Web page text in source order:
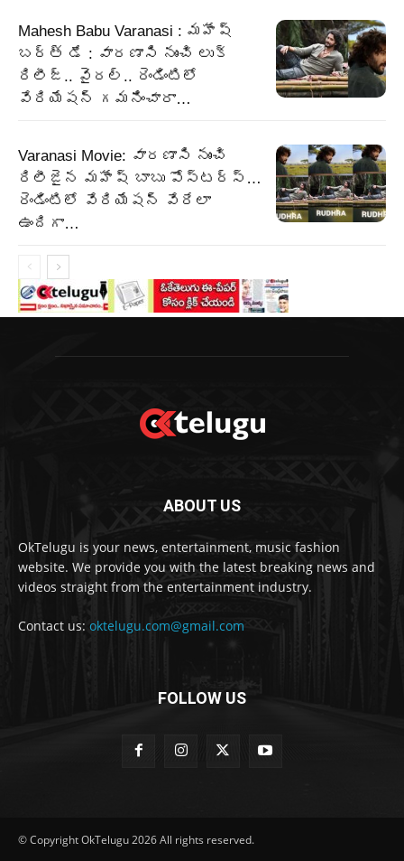
Mahesh Babu Varanasi : మహేష్
బర్త్ డే : వారణాసి నుంచి లుక్
రిలీజ్.. వైరల్.. రెండింటిలో
వేరియేషన్ గమనించారా…
Varanasi Movie: వారణాసి నుంచి
రిలీజైన మహేష్ బాబు పోస్టర్స్…
రెండింటిలో వేరియేషన్ వేరేలా
ఉందిగా…
ABOUT US
OkTelugu is your news, entertainment, music fashion
website. We provide you with the latest breaking news and
videos straight from the entertainment industry.
Contact us: oktelugu.com@gmail.com
FOLLOW US
© Copyright OkTelugu 2026 All rights reserved.